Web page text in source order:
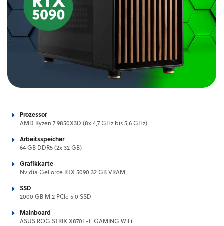
Prozessor
AMD Ryzen 7 9850X3D (8x 4,7 GHz bis 5,6 GHz)
Arbeitsspeicher
64 GB DDR5 (2x 32 GB)
Grafikkarte
Nvidia GeForce RTX 5090 32 GB VRAM
SSD
2000 GB M.2 PCIe 5.0 SSD
Mainboard
ASUS ROG STRIX X870E-E GAMING WiFi